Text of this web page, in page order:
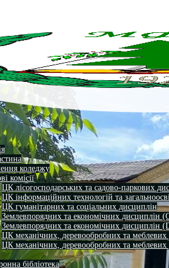
коледжу
комісії
ЦК лісогосподарських та садово-паркових
ЦК інформаційних технологій та
ЦК гуманітарних та соціальних дисциплін
Землевпорядних та економічних дисциплін
Землевпорядних та економічних дисциплін
ЦК механічних, деревообробних та
ЦК механічних, деревообробних та
бібліотека